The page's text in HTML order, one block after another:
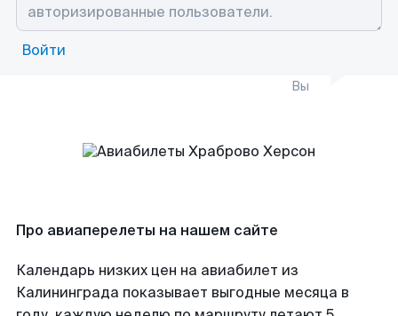
Войти
Вы
Про авиаперелеты на нашем сайте
Календарь низких цен на авиабилет из
Калининграда показывает выгодные месяца в